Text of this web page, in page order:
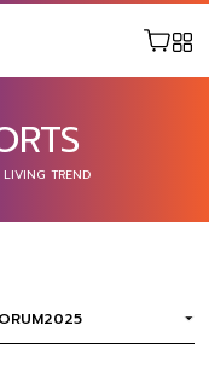
LIVING TREND